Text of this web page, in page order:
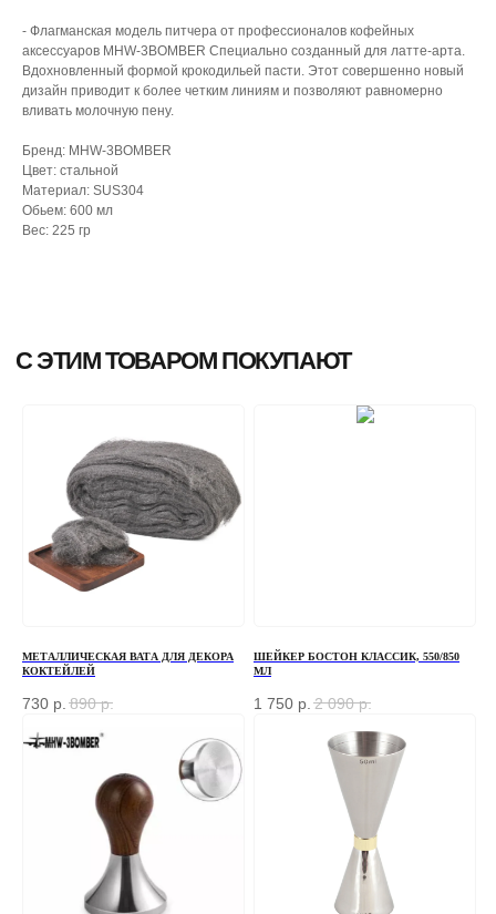
- Флагманская модель питчера от профессионалов кофейных
аксессуаров MHW-3BOMBER Специально созданный для латте-арта.
Вдохновленный формой крокодильей пасти. Этот совершенно новый
дизайн приводит к более четким линиям и позволяют равномерно
вливать молочную пену.
Бренд: MHW-3BOMBER
Цвет: стальной
Материал: SUS304
Обьем: 600 мл
Вес: 225 гр
МЕТАЛЛИЧЕСКАЯ ВАТА ДЛЯ ДЕКОРА
КОКТЕЙЛЕЙ
730 р. 890 р.
ШЕЙКЕР БОСТОН КЛАССИК, 550/850
МЛ
1 750 р. 2 090 р.